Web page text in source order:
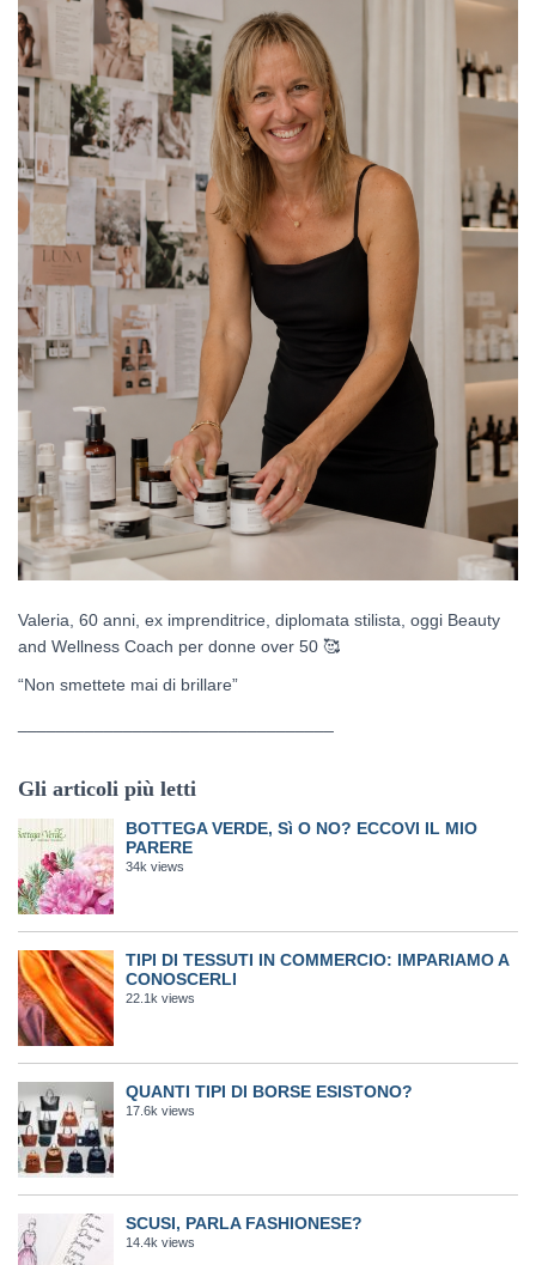
Valeria, 60 anni, ex imprenditrice, diplomata stilista, oggi Beauty
and Wellness Coach per donne over 50 🥰
“Non smettete mai di brillare”
Gli articoli più letti
BOTTEGA VERDE, Sì O NO? ECCOVI IL MIO
PARERE
34k views
TIPI DI TESSUTI IN COMMERCIO: IMPARIAMO A
CONOSCERLI
22.1k views
QUANTI TIPI DI BORSE ESISTONO?
17.6k views
SCUSI, PARLA FASHIONESE?
14.4k views